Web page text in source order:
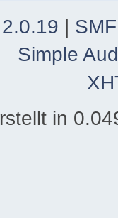
|
Simple
in